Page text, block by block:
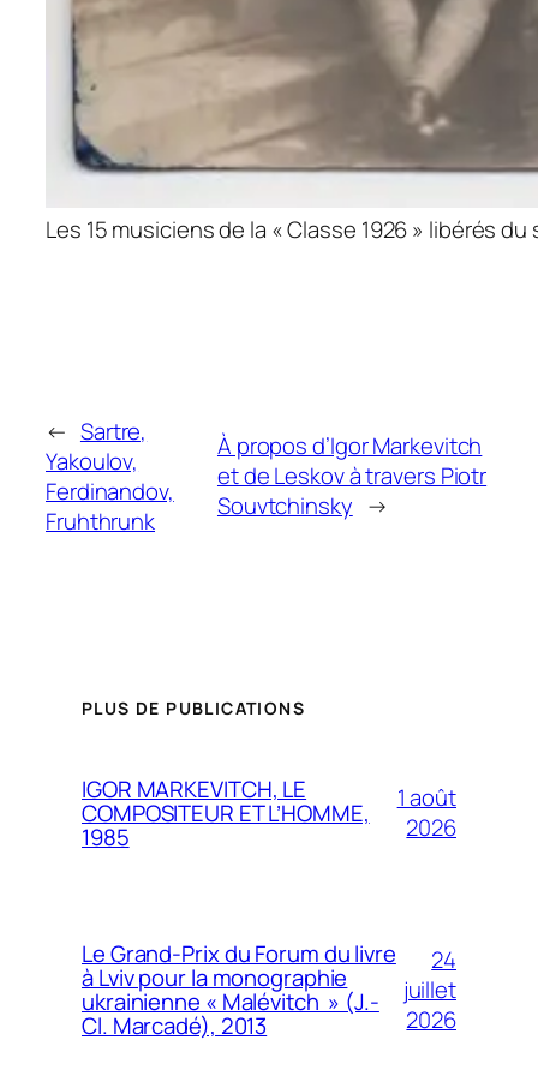
Les 15 musiciens de la « Classe 1926 » libérés
← Sartre,
Yakoulov,
Ferdinandov,
Fruhthrunk
À propos d’Igor Markevitch
et de Leskov à travers Piotr
Souvtchinsky →
PLUS DE PUBLICATIONS
IGOR MARKEVITCH, LE
COMPOSITEUR ET L’HOMME,
1985
1 août
2026
Le Grand-Prix du Forum du livre
à Lviv pour la monographie
ukrainienne « Malévitch » (J.-
Cl. Marcadé), 2013
24
juillet
2026